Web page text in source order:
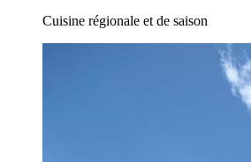
Cuisine régionale et de saison